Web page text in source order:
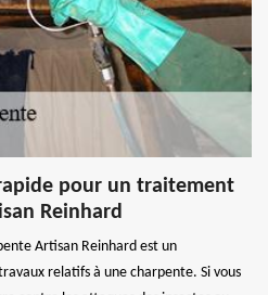
pour un traitement
Reinhard
Artisan Reinhard est un
relatifs à une charpente. Si vous